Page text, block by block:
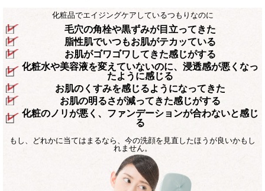
化粧品でエイジングケアしているつもりなのに
毛穴の角栓や黒ずみが目立ってきた
脂性肌でいつもお肌がテカッている
お肌がゴワゴワしてきた感じがする
化粧水や美容液を変えていないのに、浸透感が悪くなっ
たように感じる
お肌のくすみを感じるようになってきた
お肌の明るさが減ってきた感じがする
化粧のノリが悪く、ファンデーションが合わないと感じ
る
もし、どれかに当てはまるなら、 今の洗顔を見直したほうが良いかもし
れません。